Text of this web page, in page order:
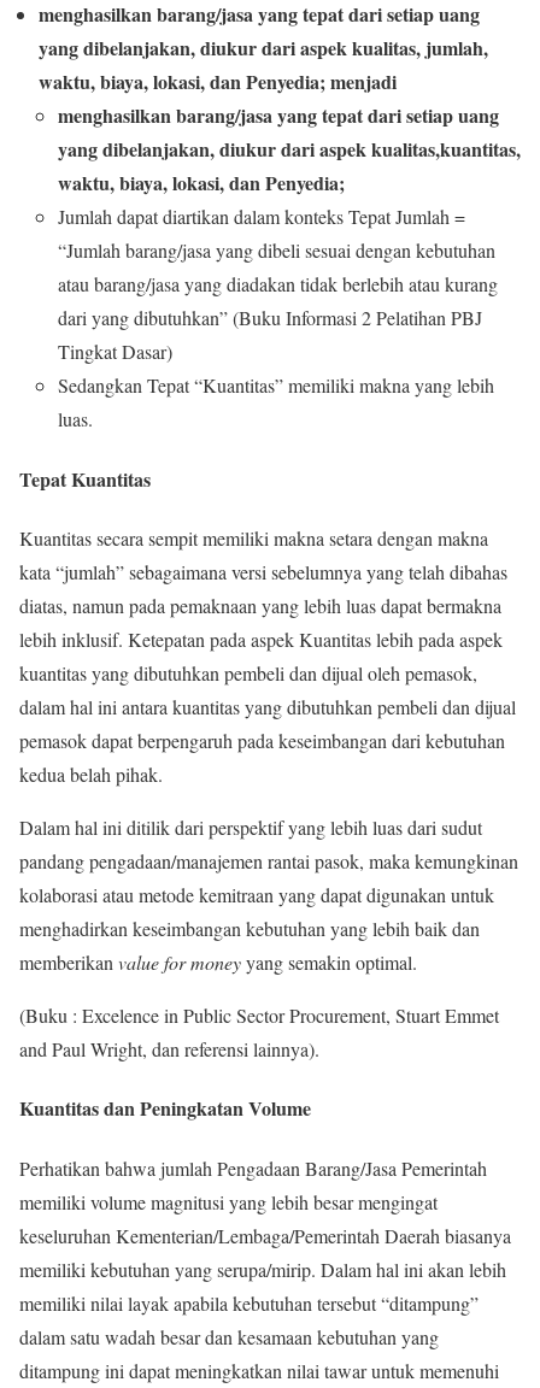
menghasilkan barang/jasa yang tepat dari setiap uang
yang dibelanjakan, diukur dari aspek kualitas, jumlah,
waktu, biaya, lokasi, dan Penyedia; menjadi
menghasilkan barang/jasa yang tepat dari setiap uang
yang dibelanjakan, diukur dari aspek kualitas,kuantitas,
waktu, biaya, lokasi, dan Penyedia;
Jumlah dapat diartikan dalam konteks Tepat Jumlah =
“Jumlah barang/jasa yang dibeli sesuai dengan kebutuhan
atau barang/jasa yang diadakan tidak berlebih atau kurang
dari yang dibutuhkan” (Buku Informasi 2 Pelatihan PBJ
Tingkat Dasar)
Sedangkan Tepat “Kuantitas” memiliki makna yang lebih
luas.
Tepat Kuantitas
Kuantitas secara sempit memiliki makna setara dengan makna
kata “jumlah” sebagaimana versi sebelumnya yang telah dibahas
diatas, namun pada pemaknaan yang lebih luas dapat bermakna
lebih inklusif. Ketepatan pada aspek Kuantitas lebih pada aspek
kuantitas yang dibutuhkan pembeli dan dijual oleh pemasok,
dalam hal ini antara kuantitas yang dibutuhkan pembeli dan dijual
pemasok dapat berpengaruh pada keseimbangan dari kebutuhan
kedua belah pihak.
Dalam hal ini ditilik dari perspektif yang lebih luas dari sudut
pandang pengadaan/manajemen rantai pasok, maka kemungkinan
kolaborasi atau metode kemitraan yang dapat digunakan untuk
menghadirkan keseimbangan kebutuhan yang lebih baik dan
memberikan value for moneyyang semakin optimal.
(Buku : Excelence in Public Sector Procurement, Stuart Emmet
and Paul Wright, dan referensi lainnya).
Kuantitas dan Peningkatan Volume
Perhatikan bahwa jumlah Pengadaan Barang/Jasa Pemerintah
memiliki volume magnitusi yang lebih besar mengingat
keseluruhan Kementerian/Lembaga/Pemerintah Daerah biasanya
memiliki kebutuhan yang serupa/mirip. Dalam hal ini akan lebih
memiliki nilai layak apabila kebutuhan tersebut “ditampung”
dalam satu wadah besar dan kesamaan kebutuhan yang
ditampung ini dapat meningkatkan nilai tawar untuk memenuhi